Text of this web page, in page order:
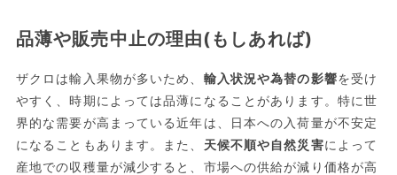
品薄や販売中止の理由(もしあれば)
ザクロは輸入果物が多いため、 輸入状況や為替の影響を受け
やすく、時期によっては品薄になることがあります。特に世
界的な需要が高まっている近年は、日本への入荷量が不安定
になることもあります。また、 天候不順や自然災害によって
産地での収穫量が減少すると、市場への供給が減り価格が高